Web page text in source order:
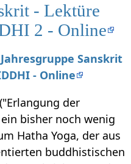
- Lektüre
2 - Online
Jahresgruppe Sanskrit
- Online
der
bisher noch wenig
Hatha Yoga, der aus
buddhistischen